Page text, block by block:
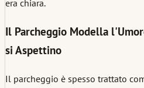
era chiara.
Il Parcheggio Modella
si Aspettino
Il parcheggio è spesso trattato